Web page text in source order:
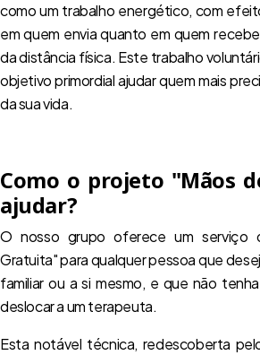
como um trabalho energético, com
em quem envia quanto em quem
da distância física. Este trabalho
objetivo primordial ajudar quem mais
da sua vida.
Como o projeto "Mãos
ajudar?
O nosso grupo oferece um serviço
Gratuita" para qualquer pessoa que
familiar ou a si mesmo, e que não
deslocar a um terapeuta.
Esta notável técnica, redescoberta